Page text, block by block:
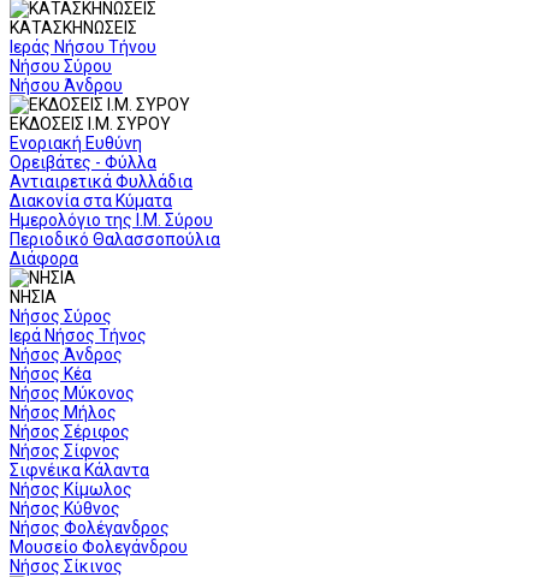
ΚΑΤΑΣΚΗΝΩΣΕΙΣ
Ιεράς Νήσου Τήνου
Νήσου Σύρου
Νήσου Άνδρου
ΕΚΔΟΣΕΙΣ Ι.Μ. ΣΥΡΟΥ
Ενοριακή Ευθύνη
Ορειβάτες - Φύλλα
Αντιαιρετικά Φυλλάδια
Διακονία στα Κύματα
Ημερολόγιο της Ι.Μ. Σύρου
Περιοδικό Θαλασσοπούλια
Διάφορα
ΝΗΣΙΑ
Νήσος Σύρος
Ιερά Νήσος Τήνος
Νήσος Άνδρος
Νήσος Κέα
Νήσος Μύκονος
Νήσος Μήλος
Νήσος Σέριφος
Νήσος Σίφνος
Σιφνέικα Κάλαντα
Νήσος Κίμωλος
Νήσος Κύθνος
Νήσος Φολέγανδρος
Μουσείο Φολεγάνδρου
Νήσος Σίκινος